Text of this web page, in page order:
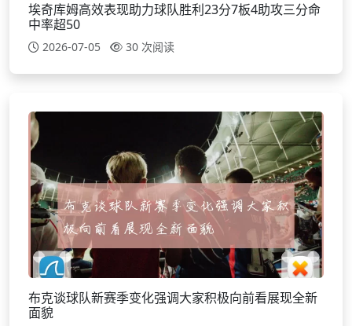
埃奇库姆高效表现助力球队胜利23分7板4助攻三分命
中率超50
2026-07-05 30 次阅读
布克谈球队新赛季变化强调大家积极向前看展现全新
面貌